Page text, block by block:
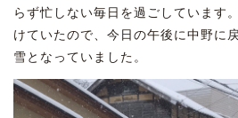
らず忙しない毎日を過ごしています
けていたので、今日の午後に中野に
雪となっていました。